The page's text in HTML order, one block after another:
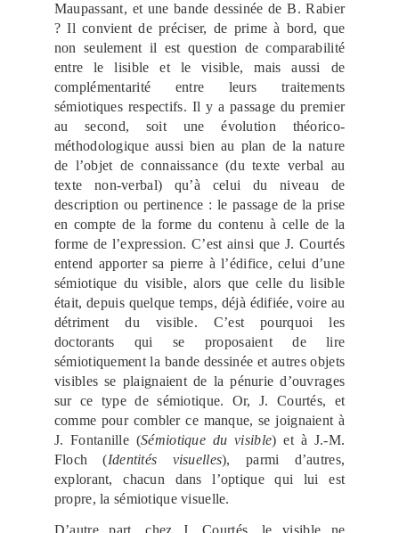
Maupassant, et une bande dessinée de B. Rabier
? Il convient de préciser, de prime à bord, que
non seulement il est question de comparabilité
entre le lisible et le visible, mais aussi de
complémentarité entre leurs traitements
sémiotiques respectifs. Il y a passage du premier
au second, soit une évolution théorico-
méthodologique aussi bien au plan de la nature
de l’objet de connaissance (du texte verbal au
texte non-verbal) qu’à celui du niveau de
description ou pertinence : le passage de la prise
en compte de la forme du contenu à celle de la
forme de l’expression. C’est ainsi que J. Courtés
entend apporter sa pierre à l’édifice, celui d’une
sémiotique du visible, alors que celle du lisible
était, depuis quelque temps, déjà édifiée, voire au
détriment du visible. C’est pourquoi les
doctorants qui se proposaient de lire
sémiotiquement la bande dessinée et autres objets
visibles se plaignaient de la pénurie d’ouvrages
sur ce type de sémiotique. Or, J. Courtés, et
comme pour combler ce manque, se joignaient à
J. Fontanille (Sémiotique du visible) et à J.-M.
Floch (Identités visuelles), parmi d’autres,
explorant, chacun dans l’optique qui lui est
propre, la sémiotique visuelle.